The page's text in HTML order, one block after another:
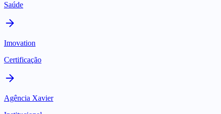
Saúde
Imovation
Certificação
Agência Xavier